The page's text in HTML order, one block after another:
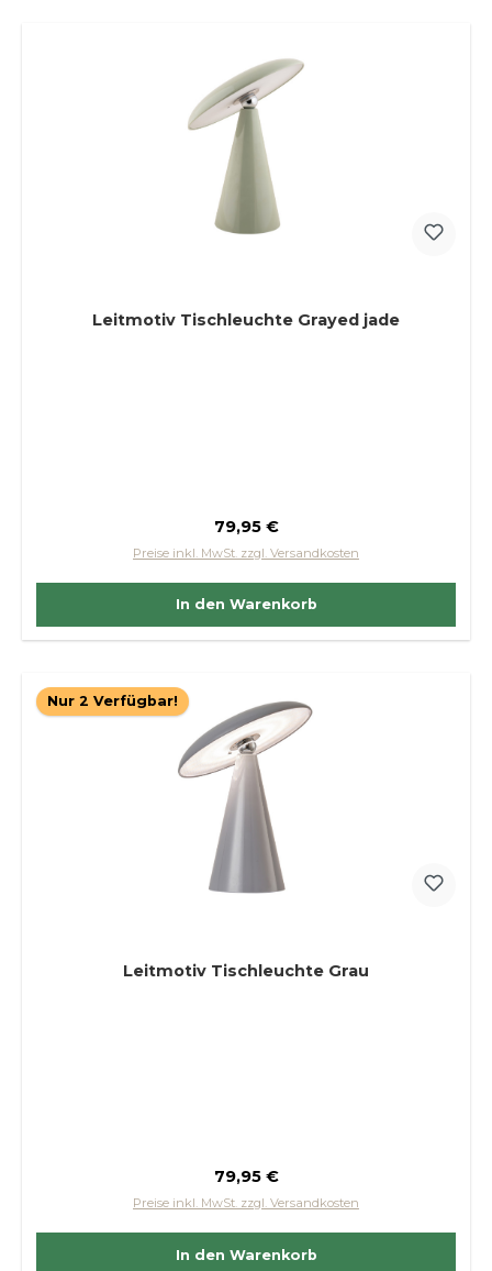
Leitmotiv Tischleuchte Grayed jade
Regulärer Preis:
79,95 €
Preise inkl. MwSt. zzgl. Versandkosten
In den Warenkorb
Nur 2 Verfügbar!
Leitmotiv Tischleuchte Grau
Regulärer Preis:
79,95 €
Preise inkl. MwSt. zzgl. Versandkosten
In den Warenkorb